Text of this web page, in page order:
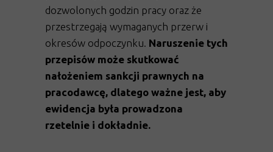
dozwolonych godzin pracy oraz że
przestrzegają wymaganych przerw i
okresów odpoczynku. Naruszenie tych
przepisów może skutkować
nałożeniem sankcji prawnych na
pracodawcę, dlatego ważne jest, aby
ewidencja była prowadzona
rzetelnie i dokładnie.